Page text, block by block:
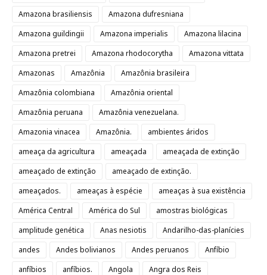
Amazona brasiliensis
Amazona dufresniana
Amazona guildingii
Amazona imperialis
Amazona lilacina
Amazona pretrei
Amazona rhodocorytha
Amazona vittata
Amazonas
Amazônia
Amazônia brasileira
Amazônia colombiana
Amazônia oriental
Amazônia peruana
Amazônia venezuelana.
Amazonia vinacea
Amazônia.
ambientes áridos
ameaça da agricultura
ameaçada
ameaçada de extinção
ameaçado de extinção
ameaçado de extinção.
ameaçados.
ameaças à espécie
ameaças à sua existência
América Central
América do Sul
amostras biológicas
amplitude genética
Anas nesiotis
Andarilho-das-planícies
andes
Andes bolivianos Andes peruanos
Anfíbio
anfíbios
anfíbios. Angola
Angra dos Reis